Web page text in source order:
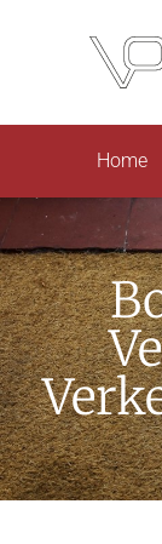
Home